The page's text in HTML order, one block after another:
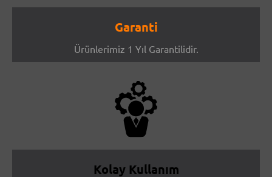
Garanti
Ürünlerimiz 1 Yıl Garantilidir.
Kolay Kullanım